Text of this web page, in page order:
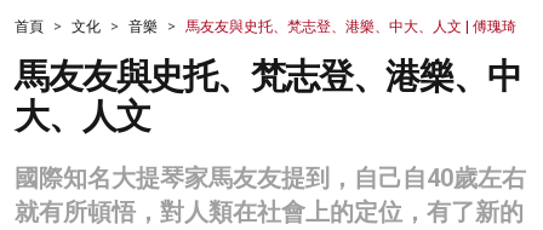
財經
生活
健康
商業
科技
首頁 文化 音樂 馬友友與史托、梵志登、港樂、中大、人文 | 傅瑰琦
馬友友與史托、梵志登、港樂、中
大、人文
國際知名大提琴家馬友友提到，自己自40歲左右
就有所頓悟，對人類在社會上的定位，有了新的